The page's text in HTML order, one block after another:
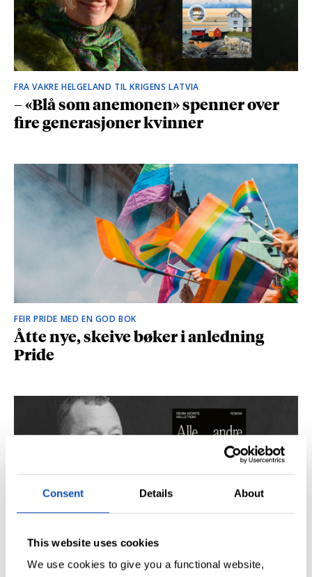
Consent Details About
This website uses cookies
We use cookies to give you a functional website,
FRA VAKRE HELGELAND TIL KRIGENS LATVIA
– «Blå som anemonen» spenner over
fire generasjoner kvinner
FEIR PRIDE MED EN GOD BOK
Åtte nye, skeive bøker i anledning
Pride
SÅ DU NRK-DOKUMENTAREN «AGENTEN»?
Didrik M. Hallstrøm: – Alt det med CIA